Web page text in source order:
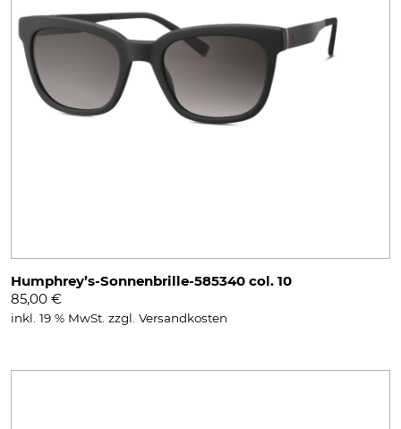
Humphrey’s-Sonnenbrille-585340 col. 10
85,00 €
inkl. 19 % MwSt. zzgl. Versandkosten